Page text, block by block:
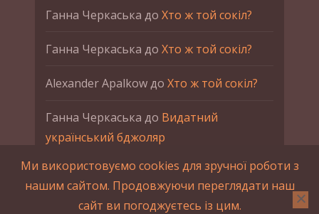
Ганна Черкаська до Хто ж той сокіл?
Ганна Черкаська до Хто ж той сокіл?
Alexander Apalkowдо Хто ж той сокіл?
Ганна Черкаська до Видатний
український бджоляр
Ганна ЧеркаськадоПетро Франко
Ми використовуємо cookies для зручної роботи з
нашим сайтом. Продовжуючи переглядати наш
сайт ви погоджуєтесь із цим.